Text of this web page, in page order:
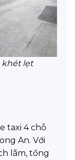
khét lẹt
taxi 4 chỗ
An. Với
lãm, tổng